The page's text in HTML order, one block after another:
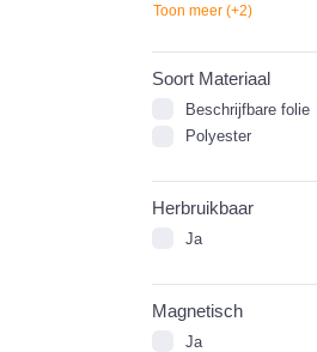
Toon meer (+2)
Soort Materiaal
Beschrijfbare folie
Polyester
Herbruikbaar
Ja
Magnetisch
Ja